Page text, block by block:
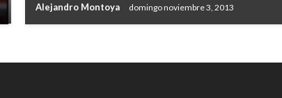
Alejandro Montoya domingo noviembre 3, 2013